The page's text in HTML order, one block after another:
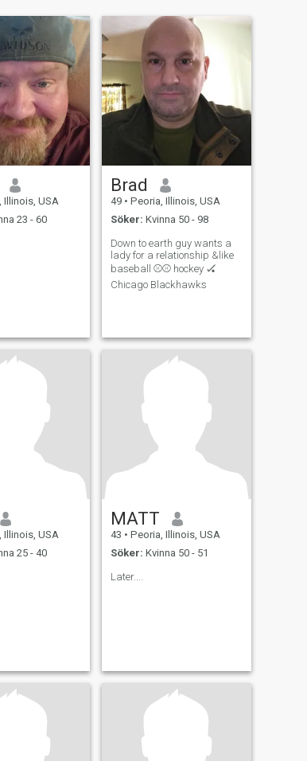
Illinois, USA
23 - 60
Brad
49 • Peoria, Illinois, USA
Söker: Kvinna 50 - 98
Down to earth guy wants a
lady for a relationship &like
baseball ⚾⚾ hockey 🏑
Chicago Blackhawks
Illinois, USA
25 - 40
MATT
43 • Peoria, Illinois, USA
Söker: Kvinna 50 - 51
Later....